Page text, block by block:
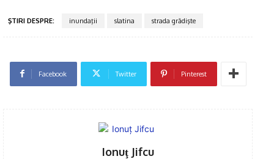
Click pe imagine
ŞTIRI DESPRE: inundaţii slatina strada grădişte
Facebook Twitter Pinterest
Ionuţ Jifcu